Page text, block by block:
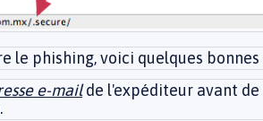
le phishing, voici quelques
e-mailde l'expéditeur avant